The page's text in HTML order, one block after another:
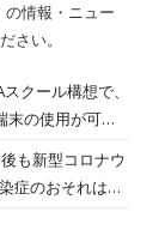
の情報・ニュー
さい。
クール構想で、
末の使用が可能
のProBook（タブ
）が採用され、
後も新型コロナウ
症のおそれは十